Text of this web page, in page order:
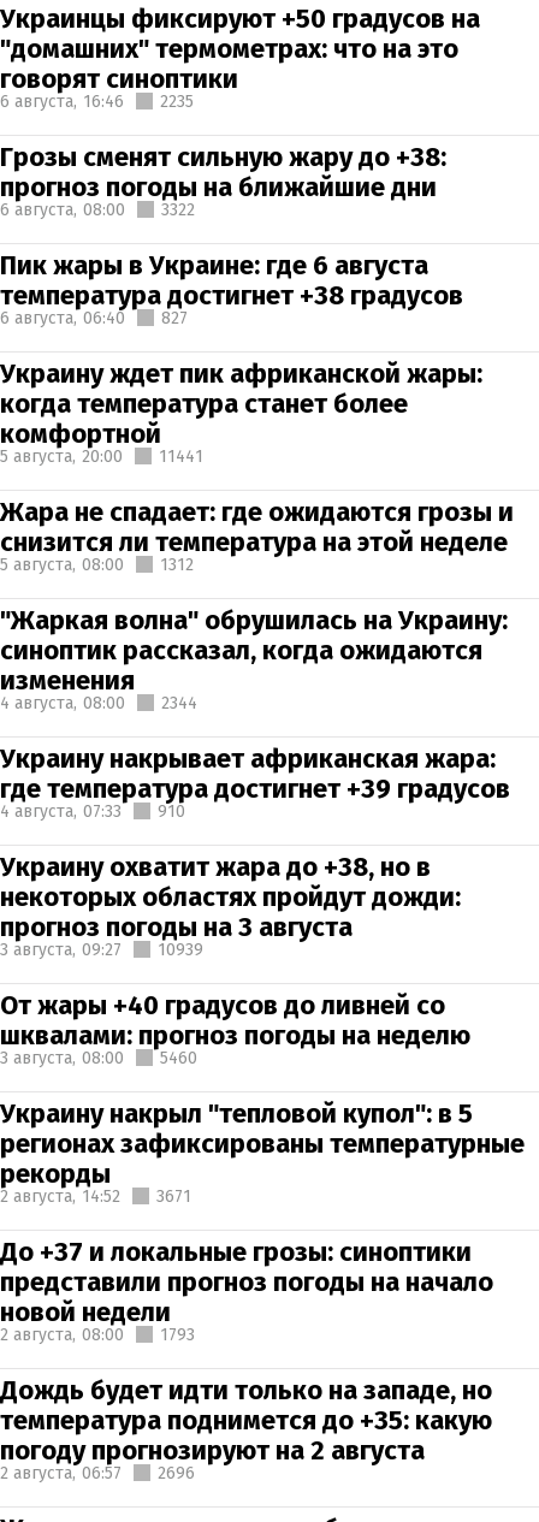
Украинцы фиксируют +50 градусов на
"домашних" термометрах: что на это
говорят синоптики
6 августа, 16:46 2235
Грозы сменят сильную жару до +38:
прогноз погоды на ближайшие дни
6 августа, 08:00 3322
Пик жары в Украине: где 6 августа
температура достигнет +38 градусов
6 августа, 06:40 827
Украину ждет пик африканской жары:
когда температура станет более
комфортной
5 августа, 20:00 11441
Жара не спадает: где ожидаются грозы и
снизится ли температура на этой неделе
5 августа, 08:00 1312
"Жаркая волна" обрушилась на Украину:
синоптик рассказал, когда ожидаются
изменения
4 августа, 08:00 2344
Украину накрывает африканская жара:
где температура достигнет +39 градусов
4 августа, 07:33 910
Украину охватит жара до +38, но в
некоторых областях пройдут дожди:
прогноз погоды на 3 августа
3 августа, 09:27 10939
От жары +40 градусов до ливней со
шквалами: прогноз погоды на неделю
3 августа, 08:00 5460
Украину накрыл "тепловой купол": в 5
регионах зафиксированы температурные
рекорды
2 августа, 14:52 3671
До +37 и локальные грозы: синоптики
представили прогноз погоды на начало
новой недели
2 августа, 08:00 1793
Дождь будет идти только на западе, но
температура поднимется до +35: какую
погоду прогнозируют на 2 августа
2 августа, 06:57 2696